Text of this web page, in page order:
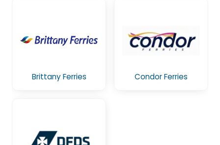
Brittany Ferries Condor Ferries